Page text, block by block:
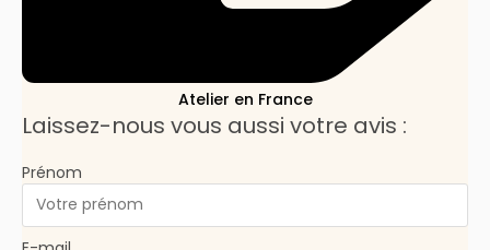
Atelier en France
Laissez-nous vous aussi votre avis :
Prénom